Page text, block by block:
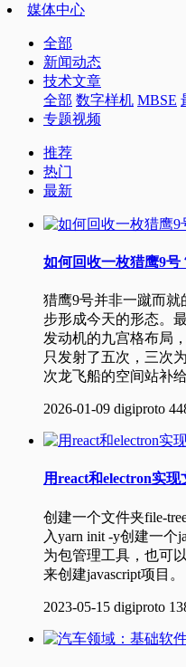
媒体中心
全部
新闻动态
技术文章
全部 数字样机 MBSE
专题视频
推荐
热门
最新
如何回收一枚猎鹰9号
猎鹰9号并非一蹴而
步形成今天的形态。
发动机的九宫格布局
只发射了五次，三次
次龙飞船的空间站补给
2026-01-09 digiproto
用react和electron实现
创建一个文件夹file-
入yarn init -y创建一个
为包管理工具，也可
来创建javascript项目。
2023-05-15 digiproto